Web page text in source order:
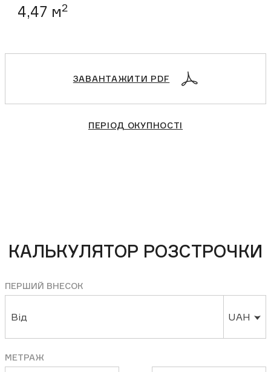
4,47 м2
ЗАВАНТАЖИТИ PDF
ПЕРІОД ОКУПНОСТІ
КАЛЬКУЛЯТОР РОЗСТРОЧКИ
ПЕРШИЙ ВНЕСОК
Від UAH
МЕТРАЖ